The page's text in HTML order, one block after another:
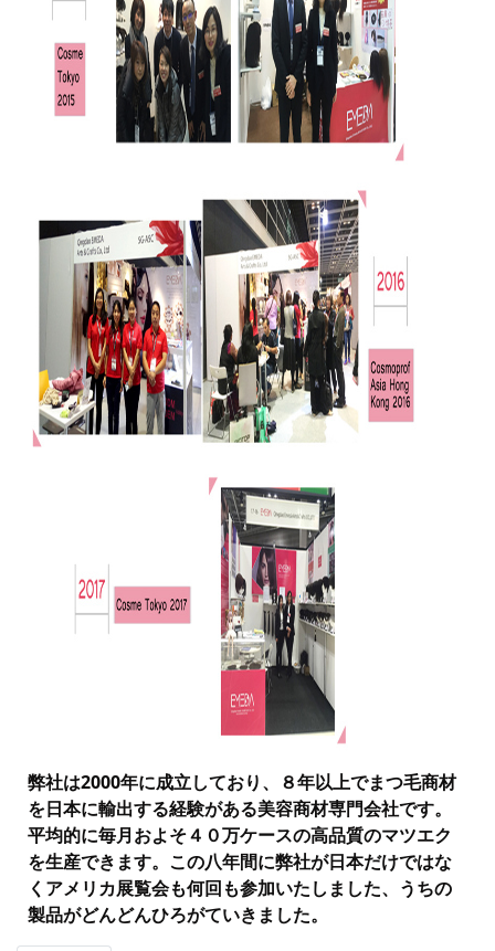
弊社は2000年に成立しており、８年以上でまつ毛商材
を日本に輸出する経験がある美容商材専門会社です。
平均的に毎月およそ４０万ケースの高品質のマツエク
を生産できます。この八年間に弊社が日本だけではな
くアメリカ展覧会も何回も参加いたしました、うちの
製品がどんどんひろがていきました。